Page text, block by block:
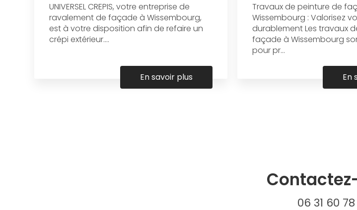
UNIVERSEL CREPIS, votre entreprise de
ravalement de façade à Wissembourg,
est à votre disposition afin de refaire un
crépi extérieur....
En savoir plus
Travaux de peinture de
Wissembourg : Valorisez
durablement Les travaux
façade à Wissembourg
pour pr...
En
06 31 60